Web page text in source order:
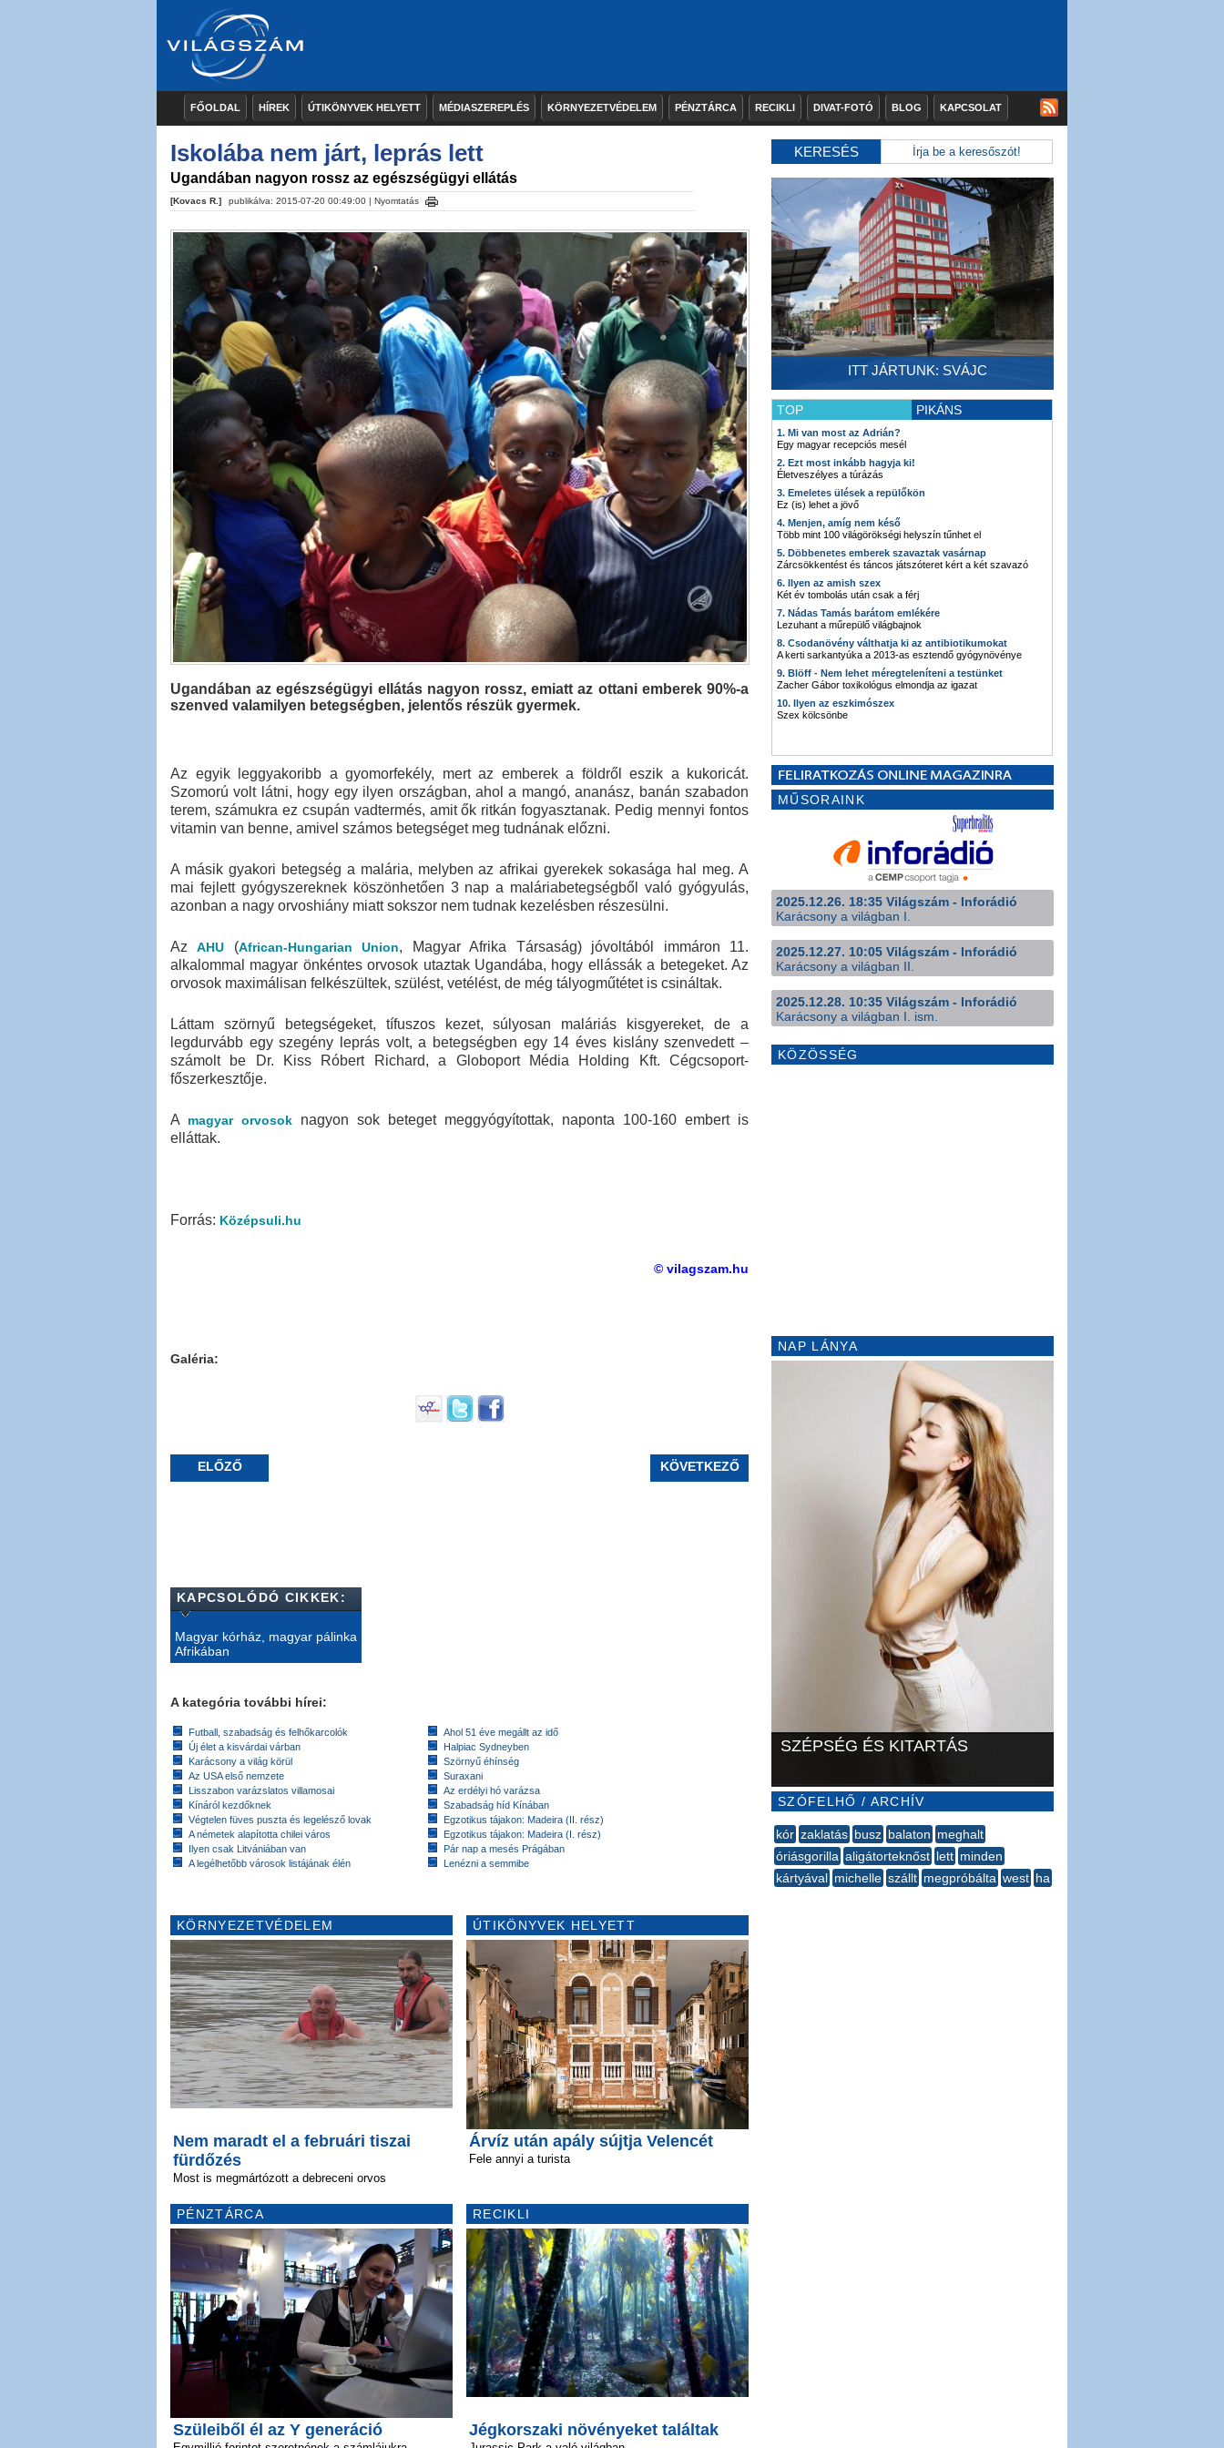
FŐOLDAL HÍREK ÚTIKÖNYVEK HELYETT MÉDIASZEREPLÉS KÖRNYEZETVÉDELEM PÉNZTÁRCA RECIKLI DIVAT-FOTÓ BLOG KAPCSOLAT
Iskolába nem járt, leprás lett
Ugandában nagyon rossz az egészségügyi ellátás
[Kovacs R.] publikálva: 2015-07-20 00:49:00 | Nyomtatás
Ugandában az egészségügyi ellátás nagyon rossz, emiatt az ottani emberek 90%-a
szenved valamilyen betegségben, jelentős részük gyermek.
Az egyik leggyakoribb a gyomorfekély, mert az emberek a földről eszik a kukoricát.
Szomorú volt látni, hogy egy ilyen országban, ahol a mangó, ananász, banán szabadon
terem, számukra ez csupán vadtermés, amit ők ritkán fogyasztanak. Pedig mennyi fontos
vitamin van benne, amivel számos betegséget meg tudnának előzni.
A másik gyakori betegség a malária, melyben az afrikai gyerekek sokasága hal meg. A
mai fejlett gyógyszereknek köszönhetően 3 nap a maláriabetegségből való gyógyulás,
azonban a nagy orvoshiány miatt sokszor nem tudnak kezelésben részesülni.
AzAHU (African-Hungarian Union, Magyar Afrika Társaság) jóvoltából immáron 11.
alkalommal magyar önkéntes orvosok utaztak Ugandába, hogy ellássák a betegeket. Az
orvosok maximálisan felkészültek, szülést, vetélést, de még tályogműtétet is csináltak.
Láttam szörnyű betegségeket, tífuszos kezet, súlyosan maláriás kisgyereket, de a
legdurvább egy szegény leprás volt, a betegségben egy 14 éves kislány szenvedett –
számolt be Dr. Kiss Róbert Richard, a Globoport Média Holding Kft. Cégcsoport-
főszerkesztője.
A magyar orvosok nagyon sok beteget meggyógyítottak, naponta 100-160 embert is
elláttak.
Forrás: Középsuli.hu
© vilagszam.hu
Galéria:
ELŐZŐ KÖVETKEZŐ
KAPCSOLÓDÓ CIKKEK:
Magyar kórház, magyar pálinka
Afrikában
A kategória további hírei:
Futball, szabadság és felhőkarcolók
Új élet a kisvárdai várban
Karácsony a világ körül
Az USA első nemzete
Lisszabon varázslatos villamosai
Kínáról kezdőknek
Végtelen füves puszta és legelésző lovak
A németek alapította chilei város
Ilyen csak Litvániában van
A legélhetőbb városok listájának élén
Ahol 51 éve megállt az idő
Halpiac Sydneyben
Szörnyű éhínség
Suraxani
Az erdélyi hó varázsa
Szabadság híd Kínában
Egzotikus tájakon: Madeira (II. rész)
Egzotikus tájakon: Madeira (I. rész)
Pár nap a mesés Prágában
Lenézni a semmibe
KÖRNYEZETVÉDELEM
Nem maradt el a februári tiszai
fürdőzés
Most is megmártózott a debreceni orvos
PÉNZTÁRCA
Szüleiből él az Y generáció
ÚTIKÖNYVEK HELYETT
Árvíz után apály sújtja Velencét
Fele annyi a turista
RECIKLI
Jégkorszaki növényeket találtak
KERESÉS
ITT JÁRTUNK: SVÁJC
TOP PIKÁNS
1. Mi van most az Adrián?
Egy magyar recepciós mesél
2. Ezt most inkább hagyja ki!
Életveszélyes a túrázás
3. Emeletes ülések a repülőkön
Ez (is) lehet a jövő
4. Menjen, amíg nem késő
Több mint 100 világörökségi helyszín tűnhet el
5. Döbbenetes emberek szavaztak vasárnap
Zárcsökkentést és táncos játszóteret kért a két szavazó
6. Ilyen az amish szex
Két év tombolás után csak a férj
7. Nádas Tamás barátom emlékére
Lezuhant a műrepülő világbajnok
8. Csodanövény válthatja ki az antibiotikumokat
A kerti sarkantyúka a 2013-as esztendő gyógynövénye
9. Blöff - Nem lehet méregteleníteni a testünket
Zacher Gábor toxikológus elmondja az igazat
10. Ilyen az eszkimószex
Szex kölcsönbe
MŰSORAINK
2025.12.26. 18:35 Világszám - Inforádió
Karácsony a világban I.
2025.12.27. 10:05 Világszám - Inforádió
Karácsony a világban II.
2025.12.28. 10:35 Világszám - Inforádió
Karácsony a világban I. ism.
KÖZÖSSÉG
NAP LÁNYA
SZÉPSÉG ÉS KITARTÁS
SZÓFELHŐ / ARCHÍV
kór zaklatás busz balaton meghalt
óriásgorilla aligátorteknőst lett minden
kártyával michelle szállt megpróbálta west ha